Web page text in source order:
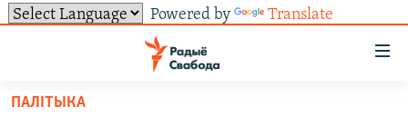
Powered by Translate
ўнівэрсальнага
доступу
ПАЛІТЫКА